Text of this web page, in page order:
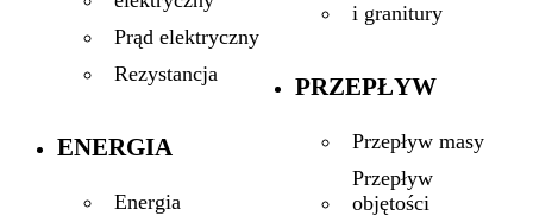
Prąd elektryczny
Rezystancja
ENERGIA
Energia
i granitury
PRZEPŁYW
Przepływ masy
Przepływ
objętości